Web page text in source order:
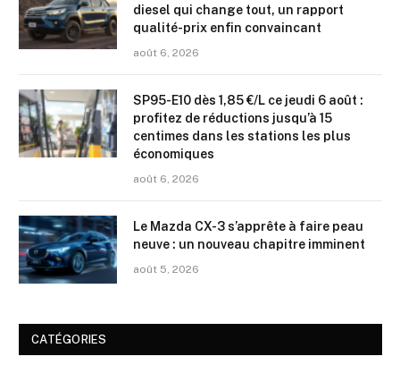
diesel qui change tout, un rapport
qualité-prix enfin convaincant
août 6, 2026
SP95-E10 dès 1,85 €/L ce jeudi 6 août :
profitez de réductions jusqu’à 15
centimes dans les stations les plus
économiques
août 6, 2026
Le Mazda CX-3 s’apprête à faire peau
neuve : un nouveau chapitre imminent
août 5, 2026
CATÉGORIES